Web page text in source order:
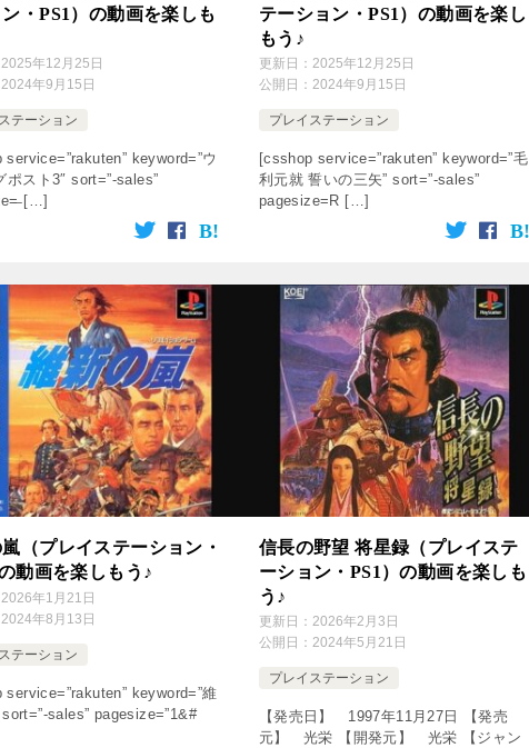
・PS1）の動画を楽しも
2025年12月25日
2024年9月15日
テーション
service=”rakuten” keyword=”ウ
ポスト3″ sort=”-sales”
[…]
テーション・PS1）の動画を楽し
もう♪
更新日： 2025年12月25日
公開日： 2024年9月15日
プレイステーション
[csshop service=”rakuten” keyword=”毛
利元就 誓いの三矢” sort=”-sales”
pagesize=R […]
（プレイステーション・
動画を楽しもう♪
2026年1月21日
2024年8月13日
テーション
service=”rakuten” keyword=”維
sort=”-sales” pagesize=”1&#
信長の野望 将星録（プレイステ
ーション・PS1）の動画を楽しも
う♪
更新日： 2026年2月3日
公開日： 2024年5月21日
プレイステーション
【発売日】 1997年11月27日 【発売
元】 光栄 【開発元】 光栄 【ジャン